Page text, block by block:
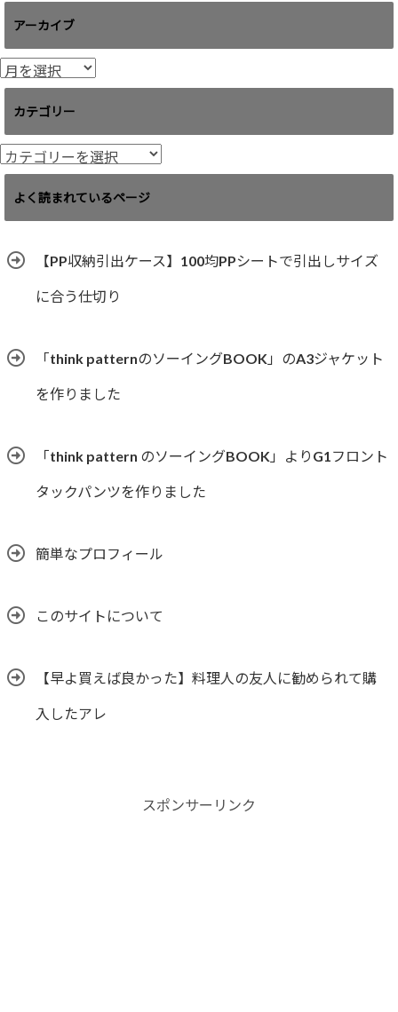
アーカイブ
ア
ー
イ
ブ
カテゴリー
カ
テ
リ
よく読まれているページ
【PP収納引出ケース】100均PPシートで引出しサイズ
に合う仕切り
「think patternのソーイングBOOK」のA3ジャケット
を作りました
「think pattern のソーイングBOOK」よりG1フロント
タックパンツを作りました
簡単なプロフィール
このサイトについて
【早よ買えば良かった】料理人の友人に勧められて購
入したアレ
スポンサーリンク